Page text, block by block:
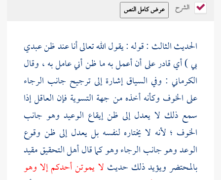
الشرح
الحديث الثالث : قوله : يقول الله تعالى أنا عند ظن عبدي
بي ) أي قادر على أن أعمل به ما ظن أني عامل به ، وقال
الكرماني : وفي السياق إشارة إلى ترجيح جانب الرجاء
على الخوف وكأنه أخذه من جهة التسوية فإن العاقل إذا
سمع ذلك لا يعدل إلى ظن إيقاع الوعيد وهو جانب
الخوف ؛ لأنه لا يختاره لنفسه بل يعدل إلى ظن وقوع
الوعد وهو جانب الرجاء وهو كما قال أهل التحقيق مقيد
بالمحتضر ويؤيد ذلك حديث لا يموتن أحدكم إلا وهو